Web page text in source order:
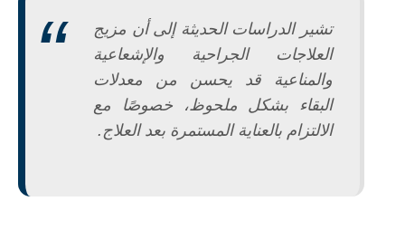
تشير الدراسات الحديثة إلى أن مزيج
العلاجات الجراحية والإشعاعية
والمناعية قد يحسن من معدلات
البقاء بشكل ملحوظ، خصوصًا مع
الالتزام بالعناية المستمرة بعد العلاج.